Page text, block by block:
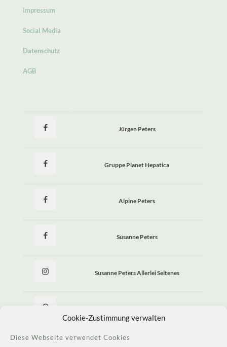
Cookie-Zustimmung verwalten
Diese Webseite verwendet Cookies
Impressum
Social Media
Datenschutz
AGB
Jürgen Peters
Gruppe Planet Hepatica
Alpine Peters
Susanne Peters
Susanne Peters Allerlei Seltenes